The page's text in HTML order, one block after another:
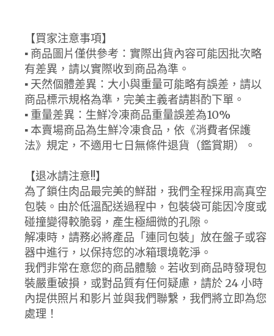
【買家注意事項】
▪ 商品圖片僅供參考：實際出貨內容可能因批次略
有差異，請以實際收到商品為準。
▪ 天然個體差異：大小與重量可能略有誤差，請以
商品標示規格為準，完美主義者請斟酌下單。
▪ 重量差異：生鮮冷凍商品重量誤差為10%
▪ 本賣場商品為生鮮冷凍食品，依《消費者保護
法》規定，不適用七日無條件退貨（鑑賞期）。
【退冰請注意!!】
為了鎖住肉品最完美的鮮甜，我們全程採用高真空
包裝。由於低溫配送過程中，包裝袋可能因冷度或
碰撞變得較脆弱，產生極細微的孔隙。
解凍時，請務必將產品「連同包裝」放在盤子或容
器中進行，以保持您的冰箱環境乾淨。
我們非常在意您的商品體驗。若收到商品時發現包
裝嚴重破損，或對品質有任何疑慮，請於 24 小時
內提供照片和影片並與我們聯繫，我們將立即為您
處理！